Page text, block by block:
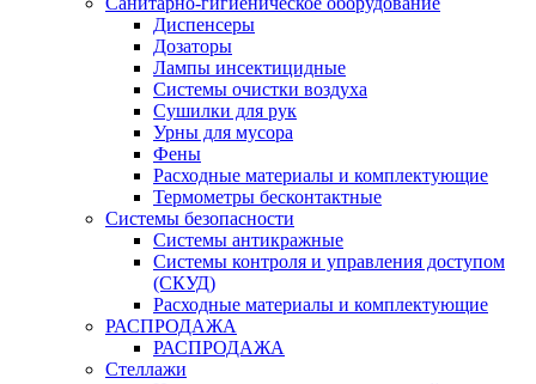
Диспенсеры
Дозаторы
Лампы инсектицидные
Системы очистки воздуха
Сушилки для рук
Урны для мусора
Фены
Расходные материалы и комплектующие
Термометры бесконтактные
Системы безопасности
Системы антикражные
Системы контроля и управления доступом
(СКУД)
Расходные материалы и комплектующие
РАСПРОДАЖА
РАСПРОДАЖА
Стеллажи